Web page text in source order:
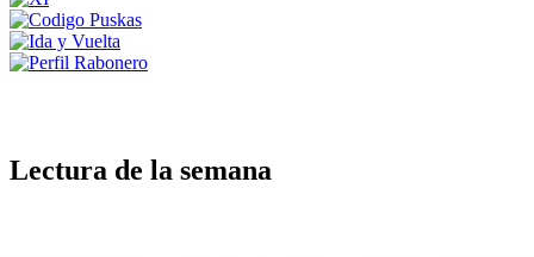
Lectura de la semana